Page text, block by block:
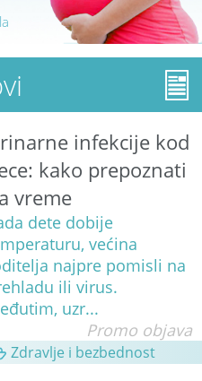
infekcije kod
kako prepoznati
vreme
dete dobije
većina
najpre pomisli na
ili virus.
uzr...
Promo objava
Zdravlje i bezbednost